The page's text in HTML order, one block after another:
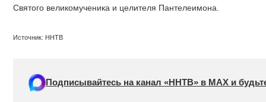
Святого великомученика и целителя Пантелеимона.
Источник: ННТВ
Подписывайтесь на канал «ННТВ» в МАХ и